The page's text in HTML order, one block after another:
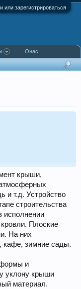
или зарегистрироваться
крыши,
и т.д. Устройство
строительства
исполнении
Плоские
На них
кафе, зимние сады.
формы и
уклону крыши
материал.
Онас